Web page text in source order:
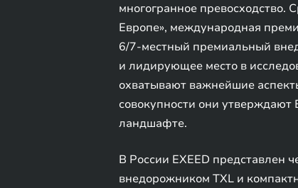
многогранное
Европе», международная
6/7-местный премиальный
и лидирующее место в
охватывают важнейшие
совокупности они утверждают
ландшафте.
В России EXEED представлен
внедорожником TXL и